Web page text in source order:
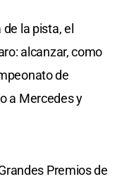
la pista, el
alcanzar, como
de
a Mercedes y
Premios de